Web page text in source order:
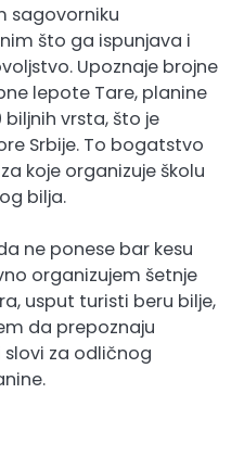
sagovorniku
što ga ispunjava i
Upoznaje brojne
lepote Tare, planine
biljnih vrsta, što je
Srbije. To bogatstvo
koje organizuje školu
bilja.
ne ponese bar kesu
organizujem šetnje
usput turisti beru bilje,
da prepoznaju
slovi za odličnog